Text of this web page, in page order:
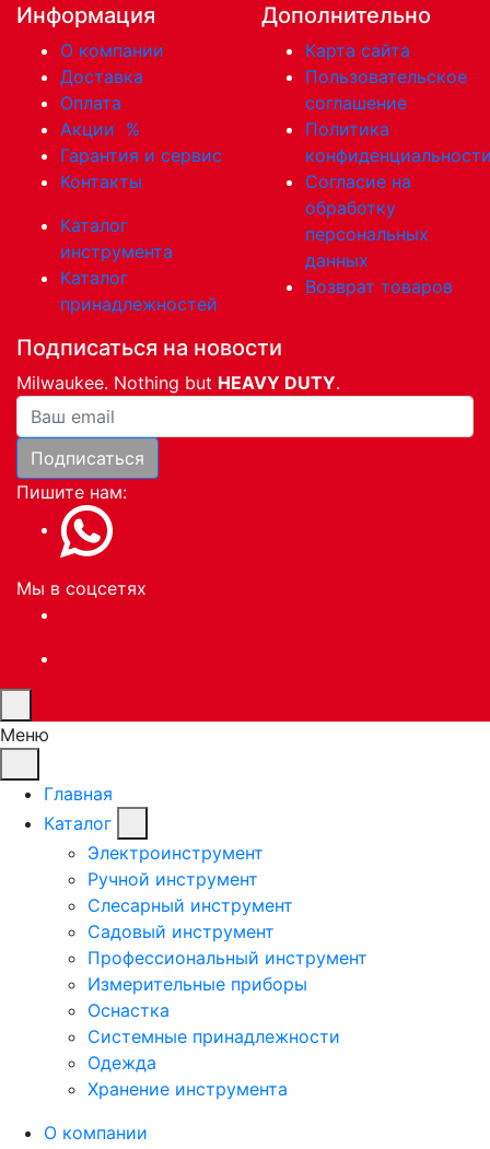
Информация
О компании
Доставка
Оплата
Акции %
Гарантия и сервис
Контакты
Каталог
инструмента
Каталог
принадлежностей
Дополнительно
Карта сайта
Пользовательское
соглашение
Политика
Согласие на
обработку
персональных
данных
Возврат товаров
Подписаться на новости
Milwaukee. Nothing but HEAVY DUTY.
Ваша почта
Подписаться
Пишите нам:
Мы в соцсетях
Меню
Главная
Каталог
Электроинструмент
Ручной инструмент
Слесарный инструмент
Садовый инструмент
Профессиональный инструмент
Измерительные приборы
Оснастка
Системные принадлежности
Одежда
Хранение инструмента
О компании